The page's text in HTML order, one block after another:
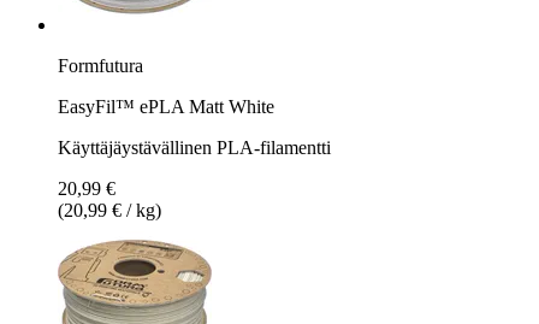
Formfutura
EasyFil™ ePLA Matt White
Käyttäjäystävällinen PLA-filamentti
20,99 €
(20,99 € / kg)